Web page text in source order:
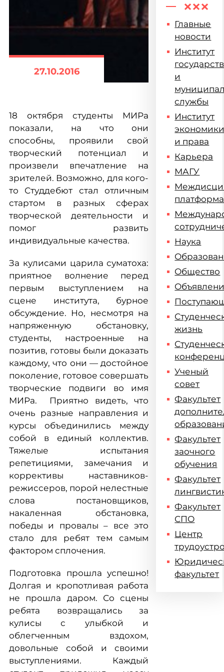
27.10.2016
18 октября студенты МИРа
показали, на что они
способны, проявили свой
творческий потенциал и
произвели впечатление на
зрителей. Возможно, для кого-
то Студдебют стал отличным
стартом в разных сферах
творческой деятельности и
помог развить
индивидуальные качества.
За кулисами царила суматоха:
приятное волнение перед
первым выступлением на
сцене института, бурное
обсуждение. Но, несмотря на
напряженную обстановку,
студенты, настроенные на
позитив, готовы были доказать
каждому, что они — достойное
поколение, готовое совершать
творческие подвиги во имя
МИРа. Приятно видеть, что
очень разные направления и
курсы объединились между
собой в единый коллектив.
Тяжелые испытания
репетициями, замечания и
коррективы наставников-
режиссеров, порой нелестные
слова постановщиков,
накаленная обстановка,
победы и провалы – все это
стало для ребят тем самым
фактором сплочения.
Подготовка прошла успешно!
Долгая и кропотливая работа
не прошла даром. Со сцены
ребята возвращались за
кулисы с улыбкой и
облегченным вздохом,
довольные собой и своими
выступлениями. Каждый
Главные
новости
Институт
и
службы
Институт
и права
Карьера
МАГУ
платформа
Наука
Общество
жизнь
Ученый
совет
Факультет
Факультет
заочного
обучения
Факультет
Факультет
СПО
Центр
факультет